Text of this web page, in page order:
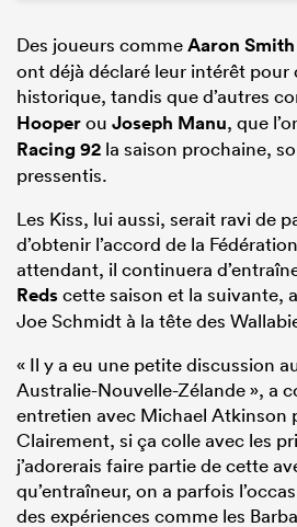
Des joueurs commeAaron Smith
ont déjà déclaré leur intérêt pour
historique, tandis que d’autres
Hooperou Joseph Manu, que
Racing 92 la saison prochaine,
pressentis.
Les Kiss, lui aussi, serait ravi de
d’obtenir l’accord de la
attendant, il continuera
Redscette saison et la suivante,
Joe Schmidt à la tête des
« Il y a eu une petite discussion
Australie-Nouvelle-Zélande », a
entretien avec Michael Atkinson
Clairement, si ça colle avec les
j’adorerais faire partie de cette
qu’entraîneur, on a parfois
des expériences comme les